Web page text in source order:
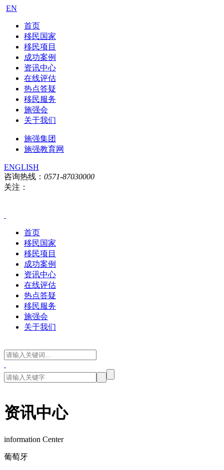
EN
首页
移民国家
移民项目
成功案例
资讯中心
在线评估
热点答疑
移民服务
施强会
关于我们
施强集团
施强教育网
ENGLISH
咨询热线： 0571-87030000
关注：
首页
移民国家
移民项目
成功案例
资讯中心
在线评估
热点答疑
移民服务
施强会
关于我们
资讯中心
information Center
葡萄牙